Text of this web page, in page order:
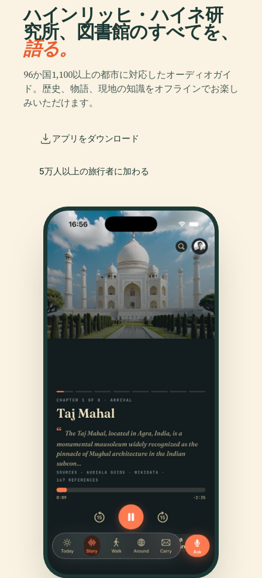
ハインリッヒ・ハイネ研
究所、図書館のすべてを、
語る。
96か国1,100以上の都市に対応したオーディオガイ
ド。歴史、物語、現地の知識をオフラインでお楽し
みいただけます。
アプリをダウンロード
5万人以上の旅行者に加わる